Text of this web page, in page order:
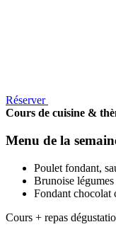
Réserver
Cours de cuisine &
Menu de la
Poulet fondant,
Brunoise
Fondant chocolat
Cours + repas